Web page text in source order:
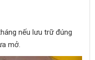
nếu lưu trữ đúng
mở.